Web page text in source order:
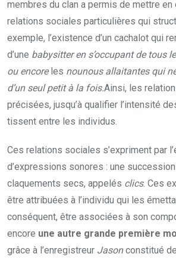
membres du clan a permis de mettre en
relations sociales particulières qui
exemple, l’existence d’un cachalot qui
d’une babysitter en s’occupant de tous
ou encoreles nounous allaitantes qui
d’un seul petit à la fois.Ainsi, les
précisées, jusqu’à qualifier l’intensité
tissent entre les individus.
Ces relations sociales s’expriment par
d’expressions sonores : une
claquements secs, appelés clics. Ces
être attribuées à l’individu qui les
conséquent, être associées à son
encore une autre grande première
grâce à l’enregistreur Jasonconstitué